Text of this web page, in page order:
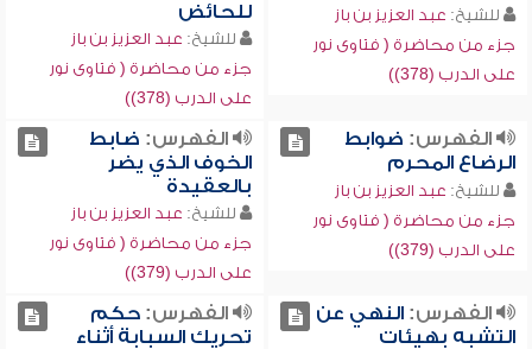
للشيخ: عبد العزيز بن باز
جزء من محاضرة ( فتاوى نور
على الدرب (378))
للحائض
للشيخ: عبد العزيز بن باز
جزء من محاضرة ( فتاوى نور
على الدرب (378))
الفهرس: ضوابط
الرضاع المحرم
للشيخ: عبد العزيز بن باز
جزء من محاضرة ( فتاوى نور
على الدرب (379))
الفهرس: ضابط
الخوف الذي يضر
بالعقيدة
للشيخ: عبد العزيز بن باز
جزء من محاضرة ( فتاوى نور
على الدرب (379))
الفهرس:النهي عن
التشبه بهيئات
الفهرس:حكم
تحريك السبابة أثناء